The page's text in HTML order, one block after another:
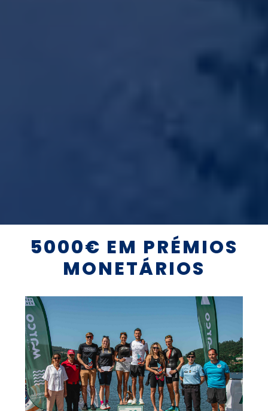
5000€ EM PRÉMIOS
MONETÁRIOS